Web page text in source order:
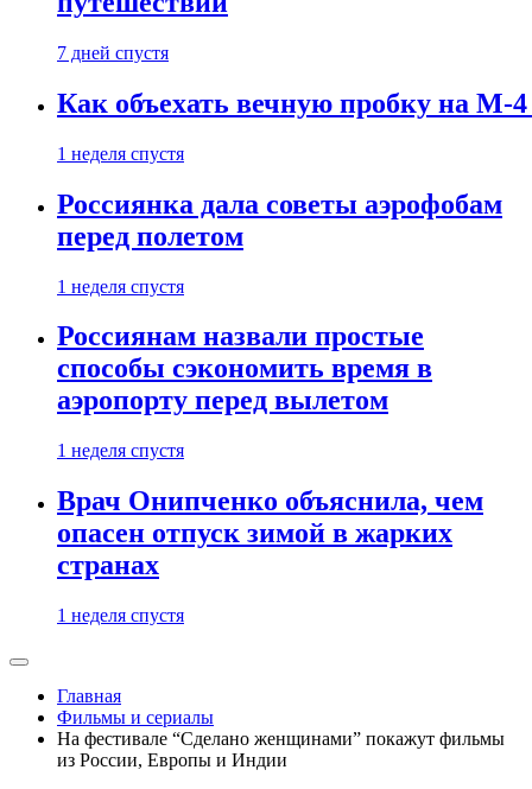
7 дней спустя
Как объехать вечную пробку на М-
1 неделя спустя
Россиянка дала советы аэрофобам
перед полетом
1 неделя спустя
Россиянам назвали простые
способы сэкономить время в
аэропорту перед вылетом
1 неделя спустя
Врач Онипченко объяснила, чем
опасен отпуск зимой в жарких
странах
1 неделя спустя
Главная
Фильмы и сериалы
На фестивале “Сделано женщинами” покажут фильмы
из России, Европы и Индии